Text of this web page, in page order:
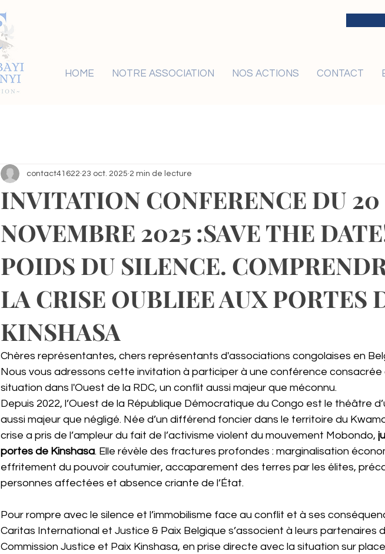
HOME NOTRE ASSOCIATION NOS ACTIONS CONTACT
INVITATION CONFERENCE DU 20
NOVEMBRE 2025 :SAVE THE
POIDS DU SILENCE.
LA CRISE OUBLIEE AUX PORTES
KINSHASA
contact41622 23 oct. 2025 2 min de lecture
Chères représentantes, chers représentants d'associations congolaises en
Nous vous adressons cette invitation à participer à une conférence consacrée
situation dans l'Ouest de la RDC, un conflit aussi majeur que méconnu.
Depuis 2022, l’Ouest de la République Démocratique du Congo est le théâtre
aussi majeur que négligé. Née d’un différend foncier dans le territoire du
crise a pris de l’ampleur du fait de l’activisme violent du mouvement Mobondo,
portes de Kinshasa. Elle révèle des fractures profondes : marginalisation
effritement du pouvoir coutumier, accaparement des terres par les élites,
personnes affectées et absence criante de l’État.
Pour rompre avec le silence et l’immobilisme face au conflit et à ses
Caritas International et Justice & Paix Belgique s’associent à leurs partenaires
Commission Justice et Paix Kinshasa, en prise directe avec la situation sur